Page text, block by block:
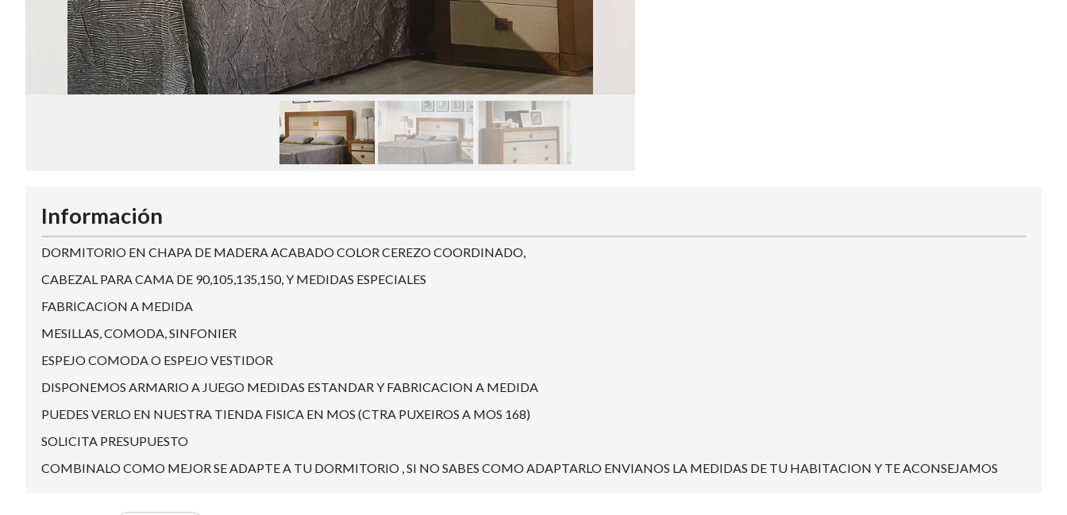
Información
DORMITORIO EN CHAPA DE MADERA ACABADO COLOR CEREZO COORDINADO,
CABEZAL PARA CAMA DE 90,105,135,150, Y MEDIDAS ESPECIALES
FABRICACION A MEDIDA
MESILLAS, COMODA, SINFONIER
ESPEJO COMODA O ESPEJO VESTIDOR
DISPONEMOS ARMARIO A JUEGO MEDIDAS ESTANDAR Y FABRICACION A MEDIDA
PUEDES VERLO EN NUESTRA TIENDA FISICA EN MOS (CTRA PUXEIROS A MOS 168)
SOLICITA PRESUPUESTO
COMBINALO COMO MEJOR SE ADAPTE A TU DORMITORIO , SI NO SABES COMO ADAPTARLO ENVIANOS LA MEDIDAS DE TU HABITACION Y TE ACONSEJAMOS